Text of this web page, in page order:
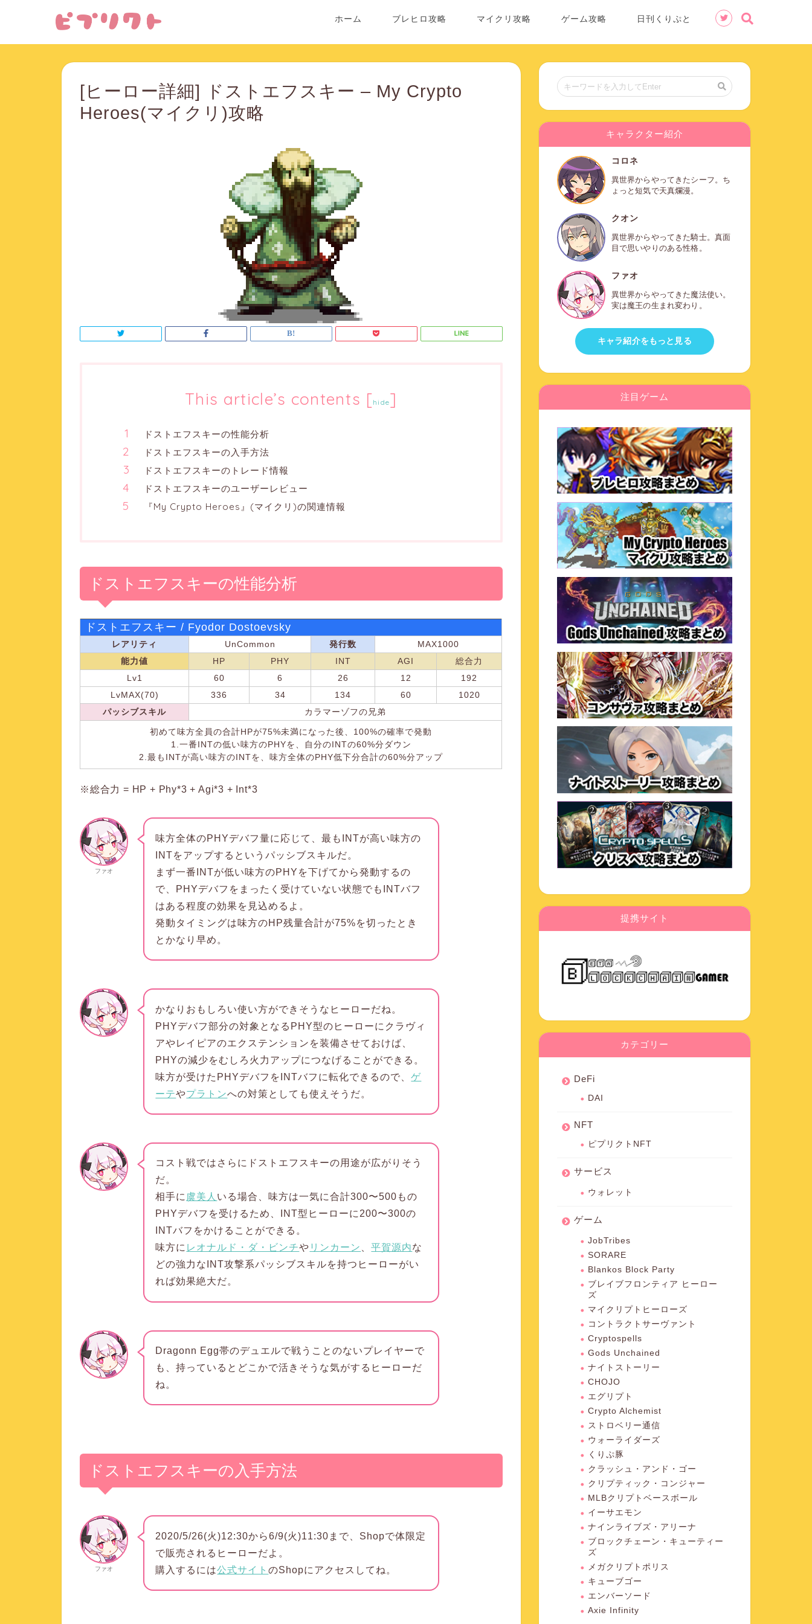
ホーム ブレヒロ攻略 マイクリ攻略 ゲーム攻略 日刊くりぷと
[ヒーロー詳細] ドストエフスキー – My Crypto
Heroes(マイクリ)攻略
This article’s contents [hide]
ドストエフスキーの性能分析
ドストエフスキーの入手方法
ドストエフスキーのトレード情報
ドストエフスキーのユーザーレビュー
『My Crypto Heroes』(マイクリ)の関連情報
ドストエフスキーの性能分析
ドストエフスキー / Fyodor Dostoevsky
レアリティ UnCommon 発行数
MAX1000
能力値
HP PHY INT AGI
総合力
Lv1
60 6 26 12
192
LvMAX(70)
336 34 134 60
1020
パッシブスキル
カラマーゾフの兄弟
初めて味方全員の合計HPが75%未満になった後、100%の確率で発動
1.一番INTの低い味方のPHYを、自分のINTの60%分ダウン
2.最もINTが高い味方のINTを、味方全体のPHY低下分合計の60%分アップ
※総合力 = HP + Phy*3 + Agi*3 + Int*3
ファオ
味方全体のPHYデバフ量に応じて、最もINTが高い味方の
INTをアップするというパッシブスキルだ。
まず一番INTが低い味方のPHYを下げてから発動するの
で、PHYデバフをまったく受けていない状態でもINTバフ
はある程度の効果を見込めるよ。
発動タイミングは味方のHP残量合計が75%を切ったとき
とかなり早め。
かなりおもしろい使い方ができそうなヒーローだね。
PHYデバフ部分の対象となるPHY型のヒーローにクラヴィ
アやレイピアのエクステンションを装備させておけば、
PHYの減少をむしろ火力アップにつなげることができる。
味方が受けたPHYデバフをINTバフに転化できるので、ゲ
ーテやプラトンへの対策としても使えそうだ。
コスト戦ではさらにドストエフスキーの用途が広がりそう
だ。
相手に 虞美人 いる場合、味方は一気に合計300〜500もの
PHYデバフを受けるため、INT型ヒーローに200〜300の
INTバフをかけることができる。
味方に レオナルド・ダ・ビンチや リンカーン 、平賀源内な
どの強力なINT攻撃系パッシブスキルを持つヒーローがい
れば効果絶大だ。
Dragonn Egg帯のデュエルで戦うことのないプレイヤーで
も、持っているとどこかで活きそうな気がするヒーローだ
ね。
ドストエフスキーの入手方法
ファオ
2020/5/26(火)12:30から6/9(火)11:30まで、Shopで体限定
で販売されるヒーローだよ。
購入するには公式サイトのShopにアクセスしてね。
キャラクター紹介
コロネ
異世界からやってきたシーフ。ち
ょっと短気で天真爛漫。
クオン
異世界からやってきた騎士。真面
目で思いやりのある性格。
ファオ
異世界からやってきた魔法使い。
実は魔王の生まれ変わり。
キャラ紹介をもっと見る
注目ゲーム
提携サイト
カテゴリー
DeFi
DAI
NFT
ピプリクトNFT
サービス
ウォレット
ゲーム
JobTribes
SORARE
Blankos Block Party
ブレイブフロンティア ヒーロー
ズ
マイクリプトヒーローズ
コントラクトサーヴァント
Cryptospells
Gods Unchained
ナイトストーリー
CHOJO
エグリプト
Crypto Alchemist
ストロベリー通信
ウォーライダーズ
くりぷ豚
クラッシュ・アンド・ゴー
クリプティック・コンジャー
MLBクリプトベースボール
イーサエモン
ナインライブズ・アリーナ
ブロックチェーン・キューティー
ズ
メガクリプトポリス
キューブゴー
エンバーソード
Axie Infinity